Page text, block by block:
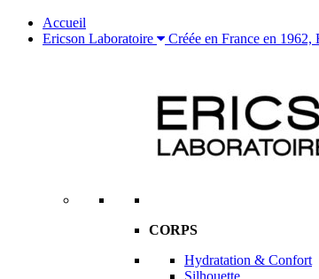
Accueil
Ericson Laboratoire
Créée en France en
CORPS
Hydratation & Confort
Silhouette